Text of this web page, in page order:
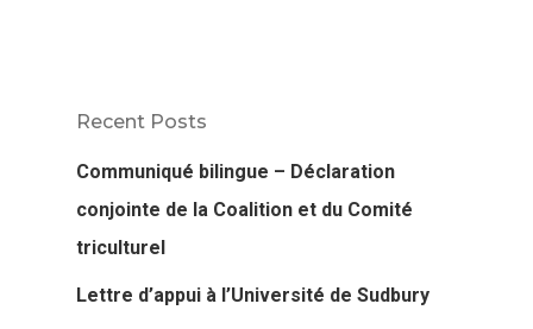
Recent Posts
Communiqué bilingue – Déclaration
conjointe de la Coalition et du Comité
triculturel
Lettre d’appui à l’Université de Sudbury